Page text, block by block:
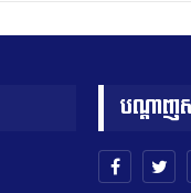
បណ្តាញ